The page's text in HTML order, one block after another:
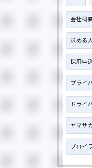
会社概
求める
採用申
プライ
ドライ
ヤマサ
ブロイ